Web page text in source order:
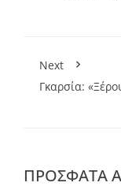
Next
Γκαρσία:
ΠΡΌΣΦΑΤΑ